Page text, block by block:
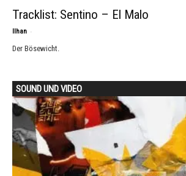
Tracklist: Sentino – El Malo
Ilhan -
Der Bösewicht.
SOUND UND VIDEO